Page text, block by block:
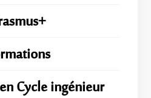
Cycle ingénieur